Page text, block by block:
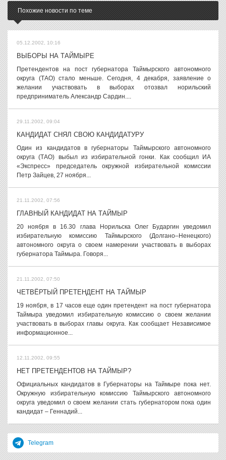
Похожие новости по теме
05.12.2002, 10:16
ВЫБОРЫ НА ТАЙМЫРЕ
Претендентов на пост губернатора Таймырского автономного
округа (ТАО) стало меньше. Сегодня, 4 декабря, заявление о
желании участвовать в выборах отозвал норильский
предприниматель Александр Сардин....
29.11.2002, 09:04
КАНДИДАТ СНЯЛ СВОЮ КАНДИДАТУРУ
Один из кандидатов в губернаторы Таймырского автономного
округа (ТАО) выбыл из избирательной гонки. Как сообщил ИА
«Экспресс» председатель окружной избирательной комиссии
Петр Зайцев, 27 ноября...
21.11.2002, 07:56
ГЛАВНЫЙ КАНДИДАТ НА ТАЙМЫР
20 ноября в 16.30 глава Норильска Олег Бударгин уведомил
избирательную комиссию Таймырского (Долгано–Ненецкого)
автономного округа о своем намерении участвовать в выборах
губернатора Таймыра. Говоря...
21.11.2002, 07:50
ЧЕТВЁРТЫЙ ПРЕТЕНДЕНТ НА ТАЙМЫР
19 ноября, в 17 часов еще один претендент на пост губернатора
Таймыра уведомил избирательную комиссию о своем желании
участвовать в выборах главы округа. Как сообщает Независимое
информационное...
12.11.2002, 09:55
НЕТ ПРЕТЕНДЕНТОВ НА ТАЙМЫР?
Официальных кандидатов в Губернаторы на Таймыре пока нет.
Окружную избирательную комиссию Таймырского автономного
округа уведомил о своем желании стать губернатором пока один
кандидат – Геннадий...
Telegram